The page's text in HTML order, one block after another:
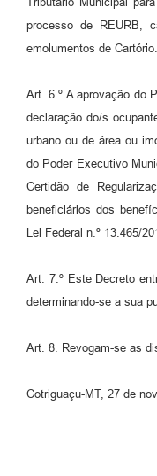
processo de REURB,
emolumentos de
Art. 6.º A aprovação do
declaração do/s
urbano ou de área ou
do Poder Executivo
Certidão de
beneficiários dos
Lei Federal n.º 13.465/
Art. 7.º Este Decreto
determinando-se a sua
Art. 8. Revogam-se as
Cotriguaçu-MT, 27 de